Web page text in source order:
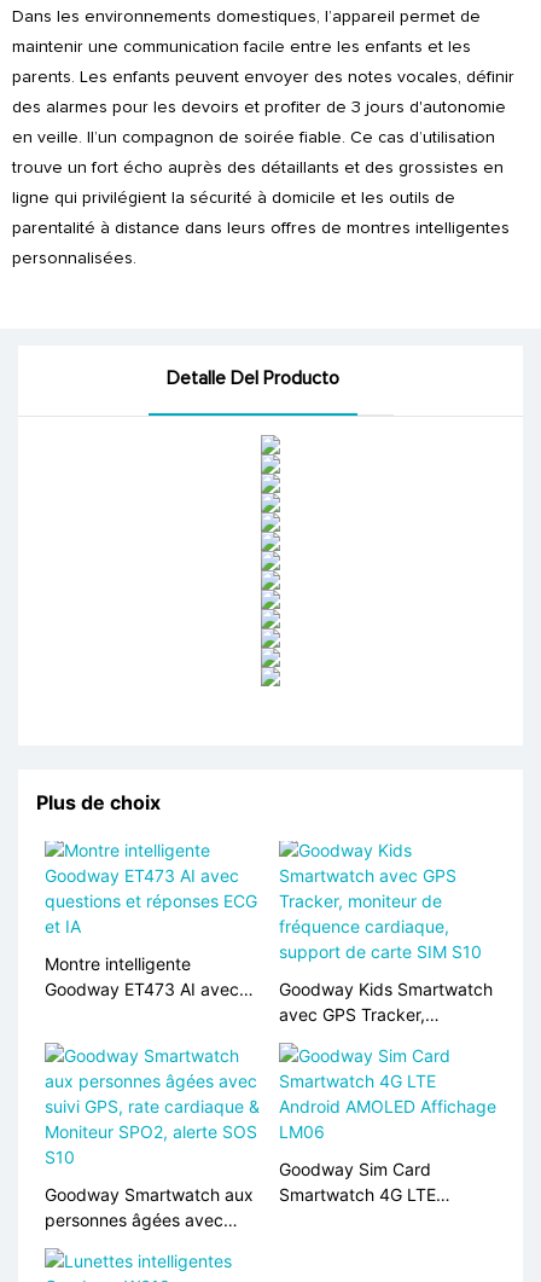
Dans les environnements domestiques, l’appareil permet de
maintenir une communication facile entre les enfants et les
parents. Les enfants peuvent envoyer des notes vocales, définir
des alarmes pour les devoirs et profiter de 3 jours d'autonomie
en veille. Il’un compagnon de soirée fiable. Ce cas d’utilisation
trouve un fort écho auprès des détaillants et des grossistes en
ligne qui privilégient la sécurité à domicile et les outils de
parentalité à distance dans leurs offres de montres intelligentes
personnalisées.
Detalle Del Producto
Plus de choix
Montre intelligente
Goodway ET473 AI avec
et IA
Goodway Kids Smartwatch
avec GPS Tracker,
moniteur de fréquence
cardiaque, support de
carte SIM S10
Goodway Smartwatch aux
personnes âgées avec
suivi GPS, rate cardiaque &
Moniteur SPO2, alerte SOS
Goodway Sim Card
Smartwatch 4G LTE